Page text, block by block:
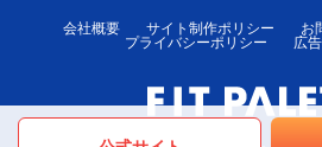
会社概要 サイト制作ポリシー お
プライバシーポリシー
広